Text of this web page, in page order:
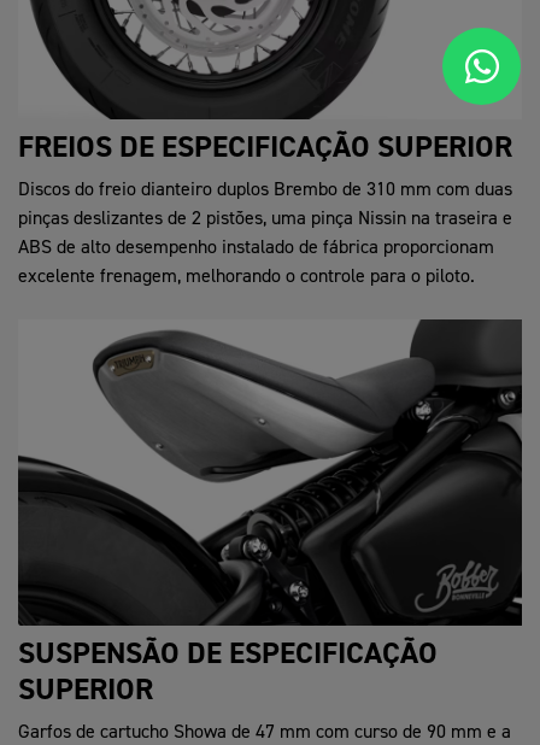
FREIOS DE ESPECIFICAÇÃO SUPERIOR
Discos do freio dianteiro duplos Brembo de 310 mm com duas
pinças deslizantes de 2 pistões, uma pinça Nissin na traseira e
ABS de alto desempenho instalado de fábrica proporcionam
excelente frenagem, melhorando o controle para o piloto.
SUSPENSÃO DE ESPECIFICAÇÃO
SUPERIOR
Garfos de cartucho Showa de 47 mm com curso de 90 mm e a